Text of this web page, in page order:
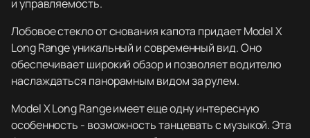
и управляемость.
Лобовое стекло от снования капота придает Model X
Long Range уникальный и современный вид. Оно
обеспечивает широкий обзор и позволяет водителю
наслаждаться панорамным видом за рулем.
Model X Long Range имеет еще одну интересную
особенность - возможность танцевать с музыкой. Эта